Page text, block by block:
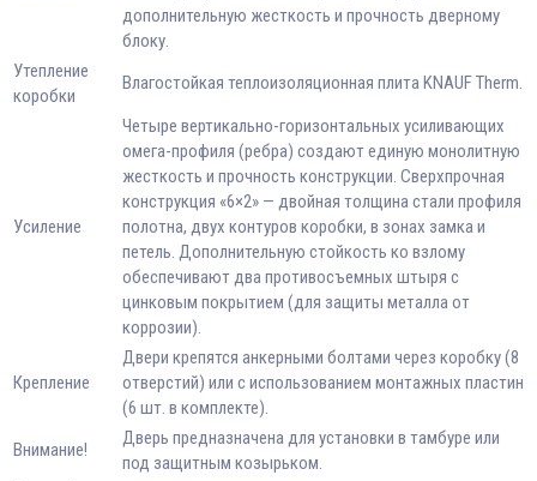
дополнительную жесткость и прочность дверному
блоку.
Утепление
коробки
Влагостойкая теплоизоляционная плита KNAUF Therm.
Усиление
Четыре вертикально-горизонтальных усиливающих
омега-профиля (ребра) создают единую монолитную
жесткость и прочность конструкции. Сверхпрочная
конструкция «6×2» — двойная толщина стали профиля
полотна, двух контуров коробки, в зонах замка и
петель. Дополнительную стойкость ко взлому
обеспечивают два противосъемных штыря с
цинковым покрытием (для защиты металла от
коррозии).
Крепление
Двери крепятся анкерными болтами через коробку (8
отверстий) или с использованием монтажных пластин
(6 шт. в комплекте).
Внимание!
Дверь предназначена для установки в тамбуре или
под защитным козырьком.